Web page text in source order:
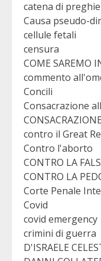
catena di
Causa pseudo-
cellule fetali
censura
COME SAREMO
commento
Concili
Consacrazione
contro il Great
Contro l'aborto
CONTRO LA
CONTRO LA
Corte Penale
Covid
covid emergency
crimini di guerra
D'ISRAELE